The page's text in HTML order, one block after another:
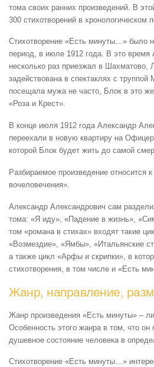
тома своих ранних произведений. В
300 стихотворений в хронологическом
Стихотворение «Есть минуты…» было
период, в июле 1912 года. В это время
несколько раз приезжал в
задействована в спектаклях с
посещала мужа не часто, Блок в это
«Роза и Крест».
В конце июля 1912 года Александр
переехали в новую квартиру на
которой Блок будет жить до самой
Разбираемое произведение относится
вочеловечения».
Александр Александрович сам
тома: «Я иду», «Падение в жизнь»,
том «романа в стихах» входят такие
«Возмездие», «Ямбы», «Итальянские
а также цикл «Арфы и скрипки», в
стихотворения, в том числе и «Есть
Жанр, направление,
Жанр произведения «Есть минуты» –
Особенность этого жанра в том, что он
душевное состояние человека в
Стихотворение «Есть минуты…»